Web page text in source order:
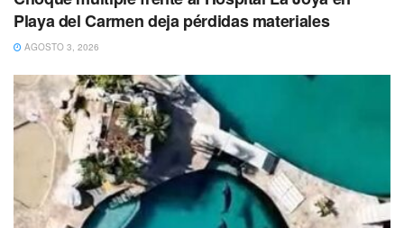
Playa del Carmen deja pérdidas materiales
AGOSTO 3, 2026